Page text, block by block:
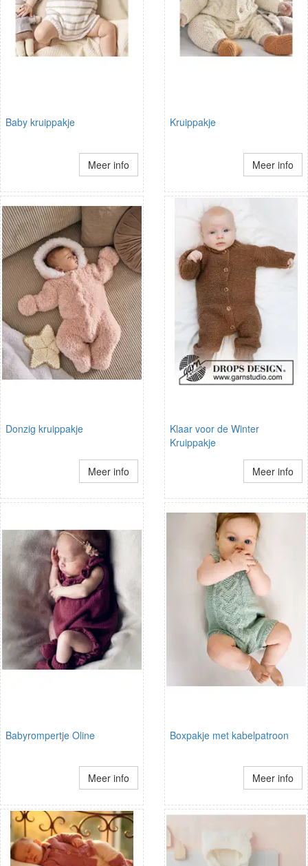
Baby kruippakje
Meer info
Kruippakje
Meer info
Donzig kruippakje
Meer info
Klaar voor de Winter
Kruippakje
Meer info
Babyrompertje Oline
Meer info
Boxpakje met kabelpatroon
Meer info